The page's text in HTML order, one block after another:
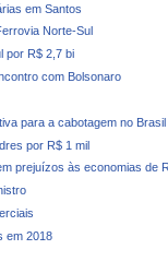
em Santos
Norte-Sul
por R$ 2,7 bi
com Bolsonaro
para a cabotagem no Brasil
por R$ 1 mil
prejuízos às economias de
em 2018